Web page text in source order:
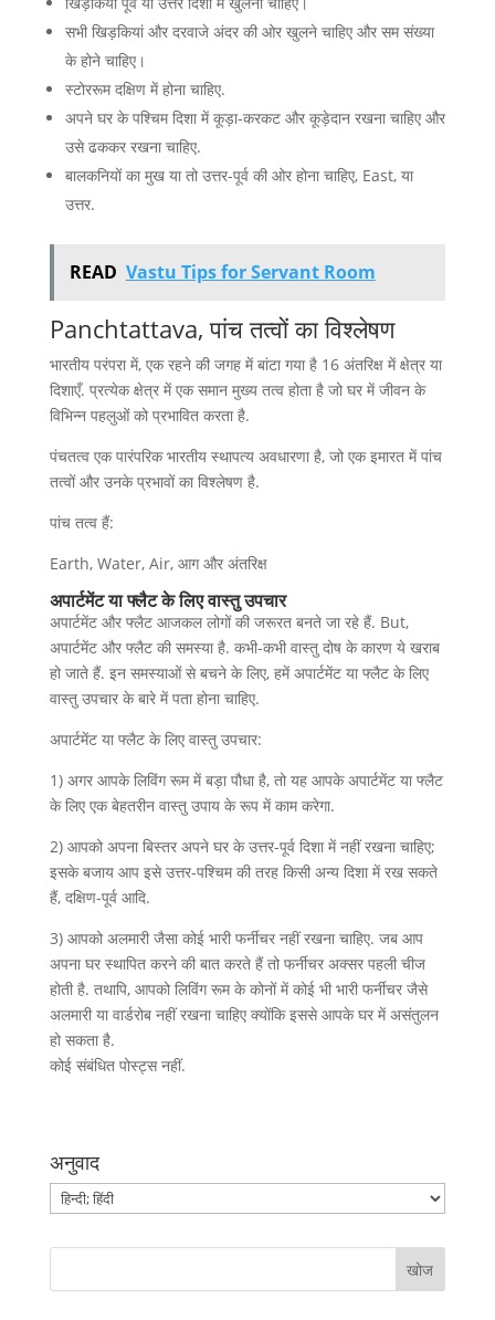
सभी खिड़कियां और दरवाजे अंदर की ओर खुलने चाहिए और सम संख्या
के होने चाहिए।
स्टोररूम दक्षिण में होना चाहिए.
अपने घर के पश्चिम दिशा में कूड़ा-करकट और कूड़ेदान रखना चाहिए और
उसे ढककर रखना चाहिए.
बालकनियों का मुख या तो उत्तर-पूर्व की ओर होना चाहिए, East, या
उत्तर.
READ Vastu Tips for Servant Room
Panchtattava, पांच तत्वों का विश्लेषण
भारतीय परंपरा में, एक रहने की जगह में बांटा गया है 16 अंतरिक्ष में क्षेत्र या
दिशाएँ. प्रत्येक क्षेत्र में एक समान मुख्य तत्व होता है जो घर में जीवन के
विभिन्न पहलुओं को प्रभावित करता है.
पंचतत्व एक पारंपरिक भारतीय स्थापत्य अवधारणा है, जो एक इमारत में पांच
तत्वों और उनके प्रभावों का विश्लेषण है.
पांच तत्व हैं:
Earth, Water, Air, आग और अंतरिक्ष
अपार्टमेंट या फ्लैट के लिए वास्तु उपचार
अपार्टमेंट और फ्लैट आजकल लोगों की जरूरत बनते जा रहे हैं. But,
अपार्टमेंट और फ्लैट की समस्या है. कभी-कभी वास्तु दोष के कारण ये खराब
हो जाते हैं. इन समस्याओं से बचने के लिए, हमें अपार्टमेंट या फ्लैट के लिए
वास्तु उपचार के बारे में पता होना चाहिए.
अपार्टमेंट या फ्लैट के लिए वास्तु उपचार:
1) अगर आपके लिविंग रूम में बड़ा पौधा है, तो यह आपके अपार्टमेंट या फ्लैट
के लिए एक बेहतरीन वास्तु उपाय के रूप में काम करेगा.
2) आपको अपना बिस्तर अपने घर के उत्तर-पूर्व दिशा में नहीं रखना चाहिए;
इसके बजाय आप इसे उत्तर-पश्चिम की तरह किसी अन्य दिशा में रख सकते
हैं, दक्षिण-पूर्व आदि.
3) आपको अलमारी जैसा कोई भारी फर्नीचर नहीं रखना चाहिए. जब आप
अपना घर स्थापित करने की बात करते हैं तो फर्नीचर अक्सर पहली चीज
होती है. तथापि, आपको लिविंग रूम के कोनों में कोई भी भारी फर्नीचर जैसे
अलमारी या वार्डरोब नहीं रखना चाहिए क्योंकि इससे आपके घर में असंतुलन
हो सकता है.
कोई संबंधित पोस्ट्स नहीं.
अनुवाद